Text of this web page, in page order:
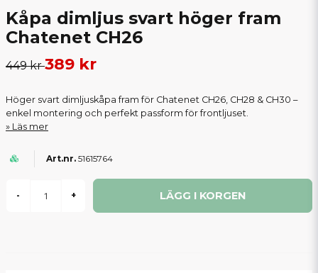
Kåpa dimljus svart höger fram
Chatenet CH26
449 kr389 kr
Höger svart dimljuskåpa fram för Chatenet CH26, CH28 & CH30 –
enkel montering och perfekt passform för frontljuset.
Läs mer
51615764
- + LÄGG I KORGEN